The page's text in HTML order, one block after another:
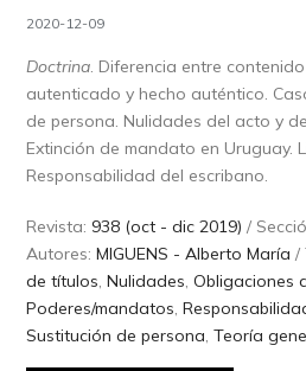
2020-12-09
Doctrina . Diferencia entre
autenticado y hecho auténtico.
de persona. Nulidades del acto y
Extinción de mandato en Uruguay.
Responsabilidad del escribano.
Revista: 938 (oct - dic 2019) /
Autores:MIGUENS - Alberto María /
de títulos ,Nulidades ,Obligaciones
Poderes/mandatos ,
Sustitución de persona ,Teoría